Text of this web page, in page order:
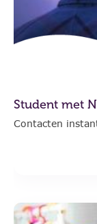
Student met
Contacten